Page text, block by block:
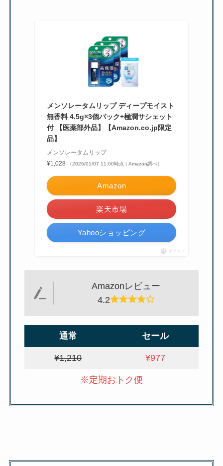
メンソレータムリップ ディープモイスト
無香料 4.5g×3個パック+極潤サシェット
付 【医薬部外品】【Amazon.co.jp限定
品】
メンソレータムリップ
¥1,028
（2026/01/07 11:00時点 | Amazon調べ）
Amazon
楽天市場
Yahooショッピング
ポチップ
Amazonレビュー
4.2
通常 セール
¥1,210 ¥977
※定期おトク便